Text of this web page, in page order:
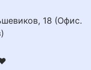
18 (Офис.